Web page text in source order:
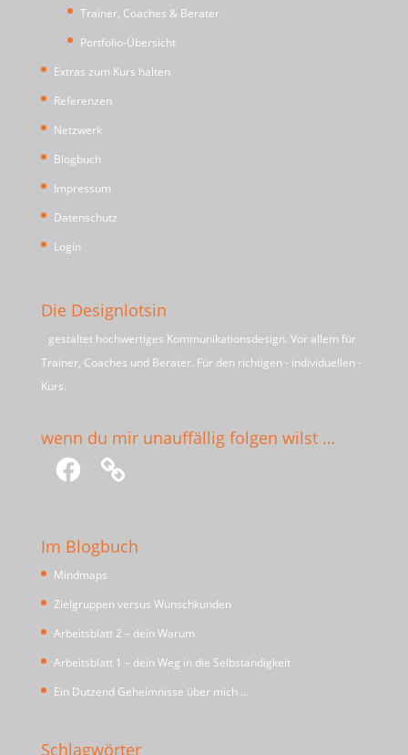
Trainer, Coaches & Berater
Portfolio-Übersicht
Extras zum Kurs halten
Referenzen
Netzwerk
Blogbuch
Impressum
Datenschutz
Login
Die Designlotsin
gestaltet hochwertiges Kommunikationsdesign. Vor allem für
Trainer, Coaches und Berater. Für den richtigen - individuellen -
Kurs.
wenn du mir unauffällig folgen wilst …
Facebook
Im Blogbuch
Mindmaps
Zielgruppen versus Wunschkunden
Arbeitsblatt 2 – dein Warum
Arbeitsblatt 1 – dein Weg in die Selbständigkeit
Ein Dutzend Geheimnisse über mich …
Schlagwörter